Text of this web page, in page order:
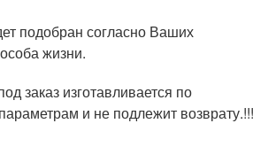
подобран согласно Ваших
жизни.
заказ изготавливается по
и не подлежит возврату.!!!